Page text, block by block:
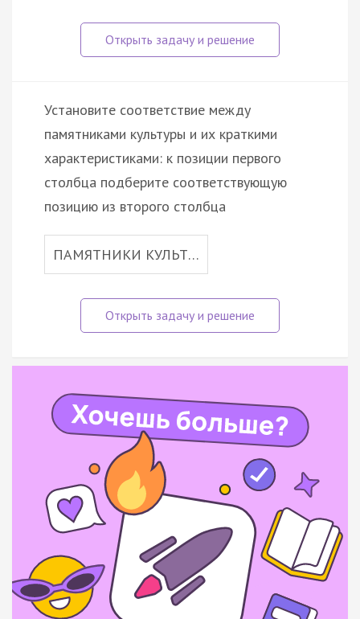
Установите соответствие между
памятниками культуры и их краткими
характеристиками: к позиции первого
столбца подберите соответствующую
позицию из второго столбца
ПАМЯТНИКИ КУЛЬТ…